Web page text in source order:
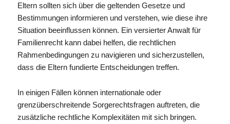
Eltern sollten sich über die geltenden Gesetze und
Bestimmungen informieren und verstehen, wie diese ihre
Situation beeinflussen können. Ein versierter Anwalt für
Familienrecht kann dabei helfen, die rechtlichen
Rahmenbedingungen zu navigieren und sicherzustellen,
dass die Eltern fundierte Entscheidungen treffen.
In einigen Fällen können internationale oder
grenzüberschreitende Sorgerechtsfragen auftreten, die
zusätzliche rechtliche Komplexitäten mit sich bringen.